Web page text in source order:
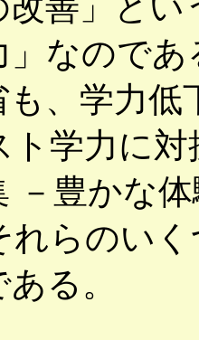
」なのであ
、学力低
ト学力に
－豊かな
れらのい
る。